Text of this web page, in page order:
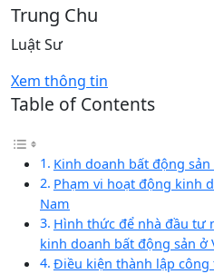
Trung Chu
Luật Sư
Xem thông tin
Table of Contents
Kinh doanh bất động sản
Phạm vi hoạt động kinh
Nam
Hình thức để nhà đầu tư
kinh doanh bất động sản ở
Điều kiện thành lập